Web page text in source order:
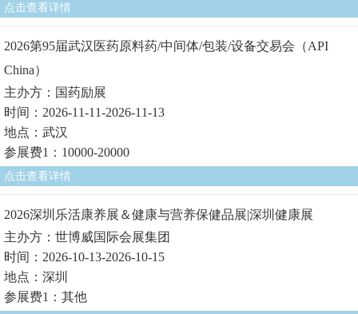
点击查看详情
2026第95届武汉医药原料药/中间体/包装/设备交易会（API
China）
主办方：国药励展
时间：2026-11-11-2026-11-13
地点：武汉
参展费1：10000-20000
点击查看详情
2026深圳乐活康养展＆健康与营养保健品展|深圳健康展
主办方：世博威国际会展集团
时间：2026-10-13-2026-10-15
地点：深圳
参展费1：其他